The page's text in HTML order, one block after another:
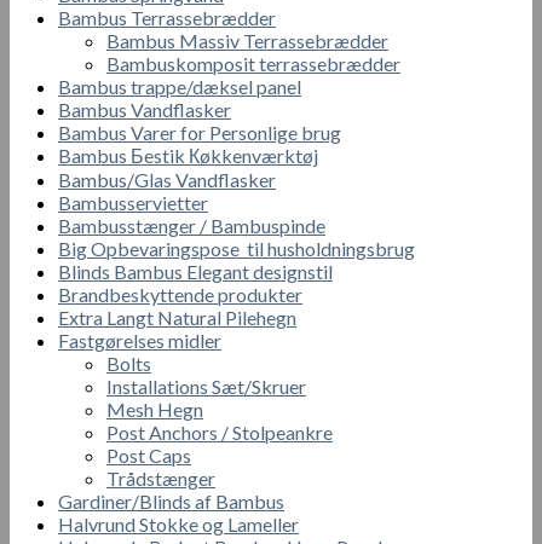
Bambus Terrassebrædder
Bambus Massiv Terrassebrædder
Bambuskomposit terrassebrædder
Bambus trappe/dæksel panel
Bambus Vandflasker
Bambus Varer for Personlige brug
Bambus Бestik Кøkkenværktøj
Bambus/Glas Vandflasker
Bambusservietter
Bambusstænger / Bambuspinde
Big Opbevaringspose til husholdningsbrug
Blinds Bambus Elegant designstil
Brandbeskyttende produkter
Extra Langt Natural Pilehegn
Fastgørelses midler
Bolts
Installations Sæt/Skruer
Mesh Hegn
Post Anchors / Stolpeankre
Post Caps
Trådstænger
Gardiner/Blinds af Bambus
Halvrund Stokke og Lameller